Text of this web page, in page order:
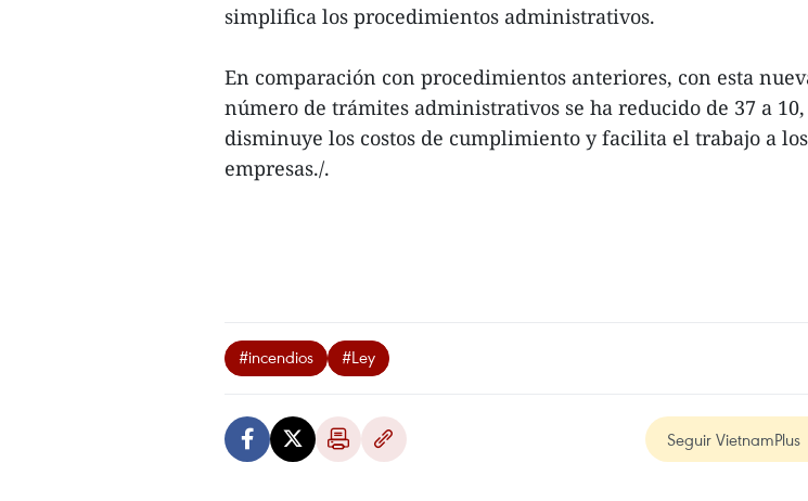
simplifica los procedimientos administrativos.
En comparación con procedimientos anteriores, con esta
número de trámites administrativos se ha reducido de 37 a
disminuye los costos de cumplimiento y facilita el trabajo a
empresas./.
#incendios #Ley
Seguir VietnamPlus